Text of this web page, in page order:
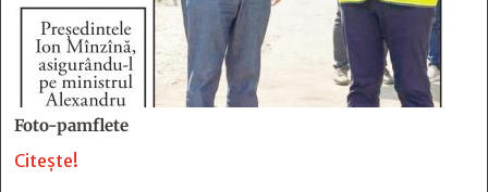
Foto-pamflete
Citește!